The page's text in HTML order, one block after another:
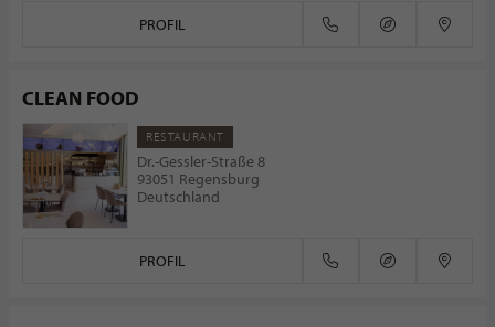
PROFIL
CLEAN FOOD
RESTAURANT
Dr.-Gessler-Straße 8
93051 Regensburg
Deutschland
PROFIL